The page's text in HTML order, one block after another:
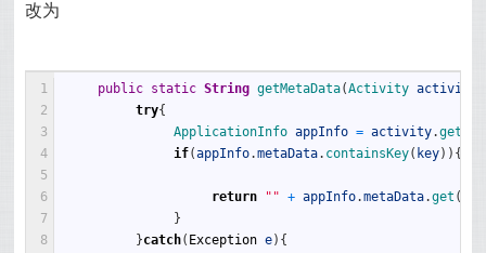
改为
1
2
3
4
5
6
7
8
public static String getMetaData(Activity activity
try{
ApplicationInfo appInfo = activity.
if(appInfo.metaData. containsKey( key) ) {
return "" + appInfo.metaData.get (
}
}catch( Exception e) {